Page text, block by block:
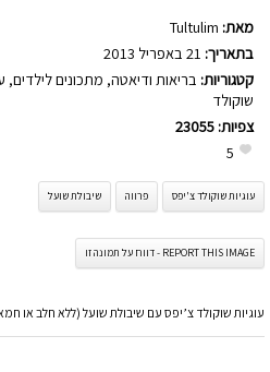
מאת: Tultulim
בתאריך:
קטגוריות: בריאות ודיאטה, מתכונים לילדים,
שוקולד
צפיות: 23055
5
עוגיות שוקולד צ'יפס פרווה שיבולת שועל
REPORT THIS IMAGE - דווח על תמונה זו
עוגיות שוקולד צ’יפס עם שיבולת שועל (ללא חלב או